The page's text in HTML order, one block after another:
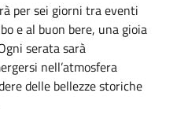
per sei giorni tra eventi
e al buon bere, una gioia
serata sarà
nell’atmosfera
delle bellezze storiche